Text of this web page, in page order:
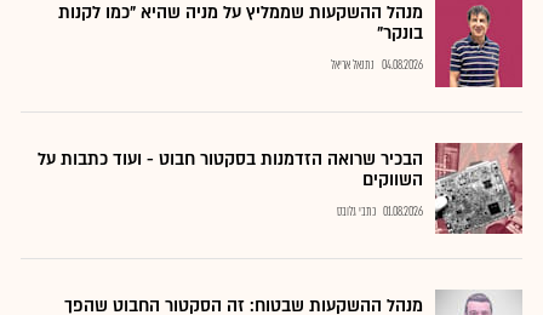
מנהל ההשקעות שממליץ על מניה שהיא "כמו לקנות
בונקר"
04.08.2026 נתנאל אריאל
הבכיר שרואה הזדמנות בסקטור חבוט - ועוד כתבות על
השווקים
01.08.2026 כתבי גלובס
מנהל ההשקעות שבטוח: זה הסקטור החבוט שהפך